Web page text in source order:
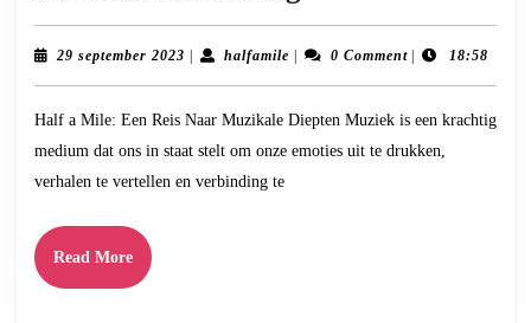
een
Mijl:
Een
Reis
Naar
29 september 2023 29
halfamilehalfamile0 Comment 18:58
Half a Mile: Een Reis Naar Muzikale Diepten Muziek is een krachtig
medium dat ons in staat stelt om onze emoties uit te drukken,
verhalen te vertellen en verbinding te
Read MoreRead
More